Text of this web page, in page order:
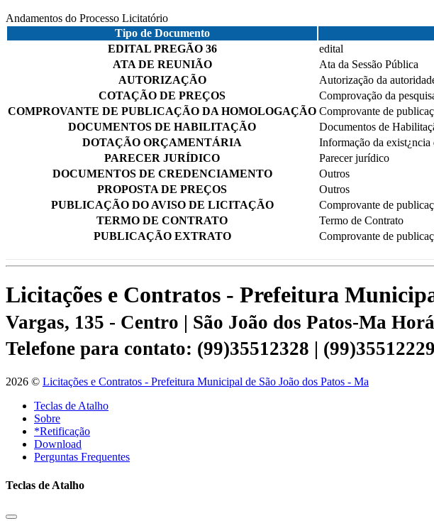
Andamentos do Processo Licitatório
Tipo de Documento
EDITAL PREGÃO 36
edital
ATA DE REUNIÃO
Ata da Sessão Pública
AUTORIZAÇÃO
Autorização da
COTAÇÃO DE PREÇOS
Comprovação da
COMPROVANTE DE PUBLICAÇÃO DA HOMOLOGAÇÃO Comprovante de
DOCUMENTOS DE HABILITAÇÃO
Documentos de
DOTAÇÃO ORÇAMENTÁRIA
Informação da exist¿ncia
PARECER JURÍDICO
Parecer jurídico
DOCUMENTOS DE CREDENCIAMENTO
Outros
PROPOSTA DE PREÇOS
Outros
PUBLICAÇÃO DO AVISO DE LICITAÇÃO
Comprovante de
TERMO DE CONTRATO
Termo de Contrato
PUBLICAÇÃO EXTRATO
Comprovante de
Licitações e Contratos - Prefeitura
Vargas, 135 - Centro | São João dos Patos-Ma
Telefone para contato: (99)35512328 | (99)35512229
2026 © Licitações e Contratos - Prefeitura Municipal de São João dos Patos - Ma
Teclas de Atalho
Sobre
*Retificação
Download
Perguntas Frequentes
Teclas de Atalho